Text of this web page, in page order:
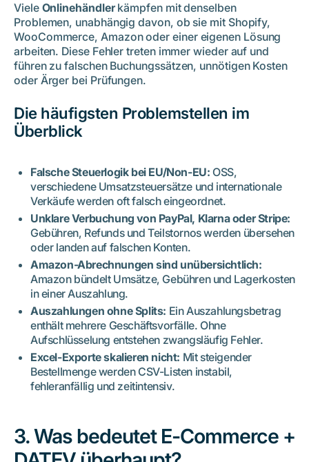
Viele Onlinehändlerkämpfen mit denselben
Problemen, unabhängig davon, ob sie mit Shopify,
WooCommerce, Amazon oder einer eigenen Lösung
arbeiten. Diese Fehler treten immer wieder auf und
führen zu falschen Buchungssätzen, unnötigen Kosten
oder Ärger bei Prüfungen.
Die häufigsten Problemstellen im
Überblick
Falsche Steuerlogik bei EU/Non-EU: OSS,
verschiedene Umsatzsteuersätze und internationale
Verkäufe werden oft falsch eingeordnet.
Unklare Verbuchung von PayPal, Klarna oder Stripe:
Gebühren, Refunds und Teilstornos werden übersehen
oder landen auf falschen Konten.
Amazon-Abrechnungen sind unübersichtlich:
Amazon bündelt Umsätze, Gebühren und Lagerkosten
in einer Auszahlung.
Auszahlungen ohne Splits: Ein Auszahlungsbetrag
enthält mehrere Geschäftsvorfälle. Ohne
Aufschlüsselung entstehen zwangsläufig Fehler.
Excel-Exporte skalieren nicht: Mit steigender
Bestellmenge werden CSV-Listen instabil,
fehleranfällig und zeitintensiv.
3. Was bedeutet E-Commerce +